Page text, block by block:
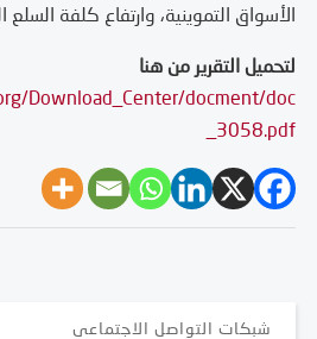
الأسواق التموينية، وارتفاع كلفة
لتحميل التقرير من هنا
Download_Center/docment/doc
_3058.pdf
شبكات التواصل الاجتماعي